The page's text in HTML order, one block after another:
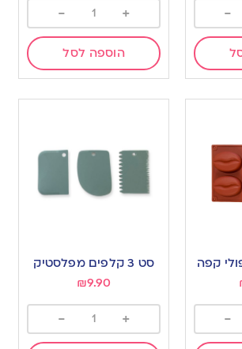
-
+
-
הוספה לסל
קפה
-
סט 3 קלפים מפלסטיק
₪9.90
+
-